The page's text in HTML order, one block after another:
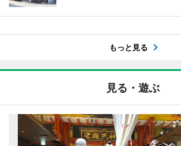
もっと見る
見る・遊ぶ